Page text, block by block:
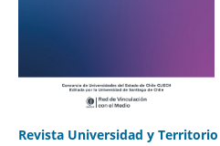
Revista Universidad y Territorio